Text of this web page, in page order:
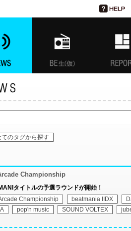
てのタグから探す
Championship
タイトルの予選ラウンドが開始！
Championship
beatmania IIDX
pop'n music SOUND VOLTEX